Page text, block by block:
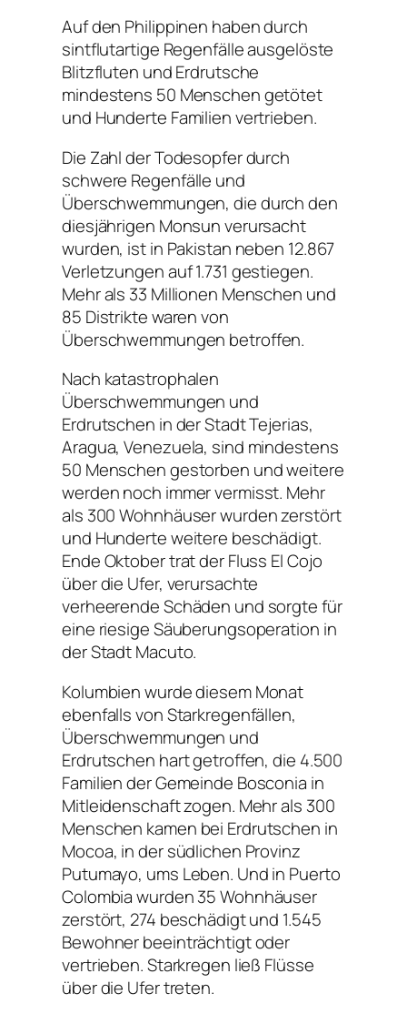
Auf den Philippinen haben durch
sintflutartige Regenfälle ausgelöste
Blitzfluten und Erdrutsche
mindestens 50 Menschen getötet
und Hunderte Familien vertrieben.
Die Zahl der Todesopfer durch
schwere Regenfälle und
Überschwemmungen, die durch den
diesjährigen Monsun verursacht
wurden, ist in Pakistan neben 12.867
Verletzungen auf 1.731 gestiegen.
Mehr als 33 Millionen Menschen und
85 Distrikte waren von
Überschwemmungen betroffen.
Nach katastrophalen
Überschwemmungen und
Erdrutschen in der Stadt Tejerias,
Aragua, Venezuela, sind mindestens
50 Menschen gestorben und weitere
werden noch immer vermisst. Mehr
als 300 Wohnhäuser wurden zerstört
und Hunderte weitere beschädigt.
Ende Oktober trat der Fluss El Cojo
über die Ufer, verursachte
verheerende Schäden und sorgte für
eine riesige Säuberungsoperation in
der Stadt Macuto.
Kolumbien wurde diesem Monat
ebenfalls von Starkregenfällen,
Überschwemmungen und
Erdrutschen hart getroffen, die 4.500
Familien der Gemeinde Bosconia in
Mitleidenschaft zogen. Mehr als 300
Menschen kamen bei Erdrutschen in
Mocoa, in der südlichen Provinz
Putumayo, ums Leben. Und in Puerto
Colombia wurden 35 Wohnhäuser
zerstört, 274 beschädigt und 1.545
Bewohner beeinträchtigt oder
vertrieben. Starkregen ließ Flüsse
über die Ufer treten.